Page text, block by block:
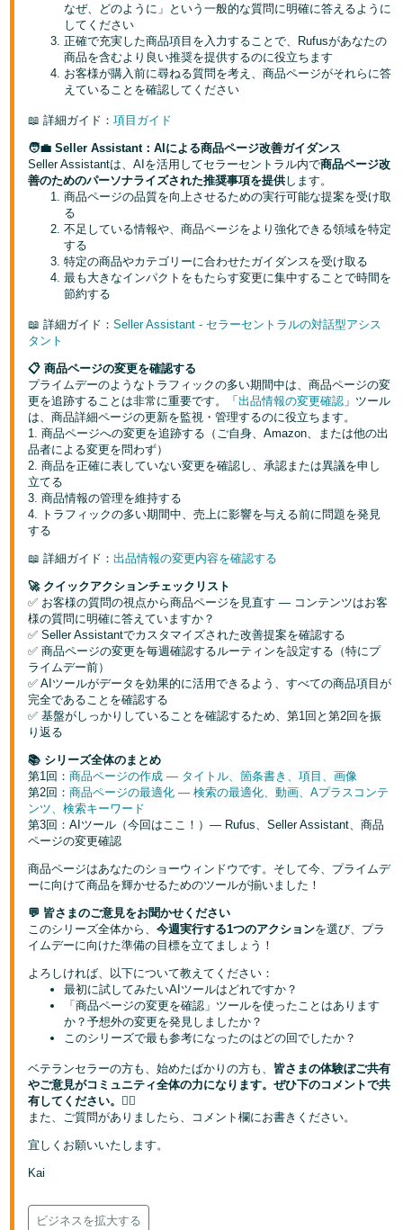
English
- JP
さ
っ
そ
く
め
る
なぜ、どのように」という一般的な質問に明確に答えるように
してください
正確で充実した商品項目を入力することで、Rufusがあなたの
商品を含むより良い推奨を提供するのに役立ちます
お客様が購入前に尋ねる質問を考え、商品ページがそれらに答
えていることを確認してください
📖 詳細ガイド：項目ガイド
🧑‍💼 Seller Assistant：AIによる商品ページ改善ガイダンス
Seller Assistantは、AIを活用してセラーセントラル内で商品ページ改
善のためのパーソナライズされた推奨事項を提供します。
商品ページの品質を向上させるための実行可能な提案を受け取
る
不足している情報や、商品ページをより強化できる領域を特定
する
特定の商品やカテゴリーに合わせたガイダンスを受け取る
最も大きなインパクトをもたらす変更に集中することで時間を
節約する
📖 詳細ガイド：Seller Assistant - セラーセントラルの対話型アシス
タント
📋 商品ページの変更を確認する
プライムデーのようなトラフィックの多い期間中は、商品ページの変
更を追跡することは非常に重要です。「出品情報の変更確認 」ツール
は、商品詳細ページの更新を監視・管理するのに役立ちます。
1. 商品ページへの変更を追跡する（ご自身、Amazon、または他の出
品者による変更を問わず）
2. 商品を正確に表していない変更を確認し、承認または異議を申し
立てる
3. 商品情報の管理を維持する
4. トラフィックの多い期間中、売上に影響を与える前に問題を発見
する
📖 詳細ガイド：出品情報の変更内容を確認する
🚀 クイックアクションチェックリスト
✅ お客様の質問の視点から商品ページを見直す — コンテンツはお客
様の質問に明確に答えていますか？
✅ Seller Assistantでカスタマイズされた改善提案を確認する
✅ 商品ページの変更を毎週確認するルーティンを設定する（特にプ
ライムデー前）
✅ AIツールがデータを効果的に活用できるよう、すべての商品項目が
完全であることを確認する
✅ 基盤がしっかりしていることを確認するため、第1回と第2回を振
り返る
📚 シリーズ全体のまとめ
第1回：商品ページの作成 — タイトル、箇条書き、項目、画像
第2回：商品ページの最適化 — 検索の最適化、動画、Aプラスコンテ
ンツ、検索キーワード
第3回：AIツール（今回はここ！）— Rufus、Seller Assistant、商品
ページの変更確認
商品ページはあなたのショーウィンドウです。そして今、プライムデ
ーに向けて商品を輝かせるためのツールが揃いました！
💬 皆さまのご意見をお聞かせください
このシリーズ全体から、今週実行する1つのアクションを選び、プラ
イムデーに向けた準備の目標を立てましょう！
よろしければ、以下について教えてください：
最初に試してみたいAIツールはどれですか？
「商品ページの変更を確認」ツールを使ったことはあります
か？予想外の変更を発見しましたか？
このシリーズで最も参考になったのはどの回でしたか？
ベテランセラーの方も、始めたばかりの方も、 皆さまの体験ぼご共有
やご意見がコミュニティ全体の力になります。ぜひ下のコメントで共
有してください。
👇🏻
また、ご質問がありましたら、コメント欄にお書きください。
宜しくお願いいたします。
Kai
ビジネスを拡大する